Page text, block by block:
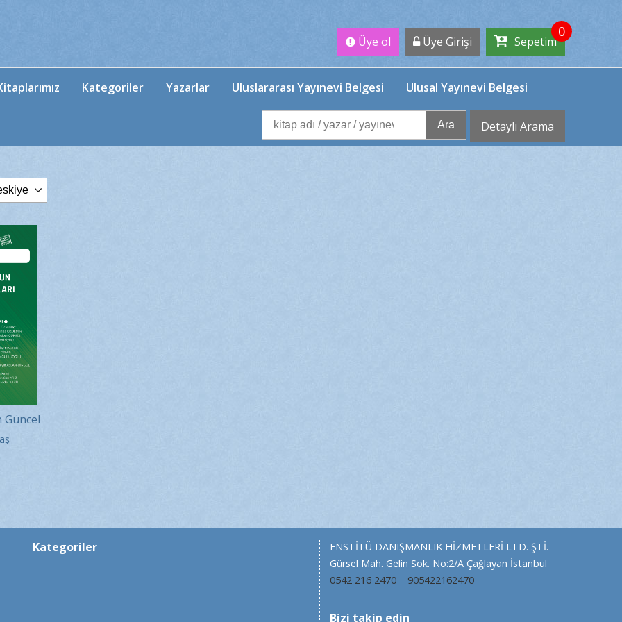
Üye ol Üye Girişi Sepetim
0
Kategoriler Yazarlar Uluslararası Yayınevi Belgesi Ulusal Yayınevi Belgesi
Detaylı Arama
Ara
Kategoriler
ENSTİTÜ DANIŞMANLIK HİZMETLERİ LTD. ŞTİ.
Gürsel Mah. Gelin Sok. No:2/A Çağlayan İstanbul
0542 216 2470
905422162470
Bizi takip edin